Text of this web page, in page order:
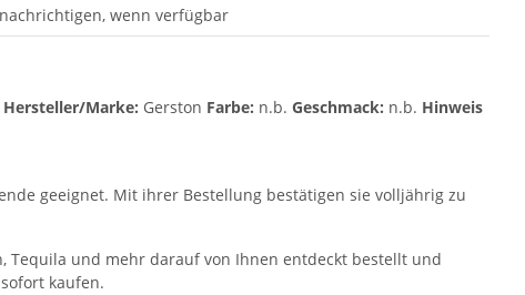
wenn verfügbar
Hersteller/Marke: Gerston Farbe: n.b. Geschmack: n.b. Hinweis
geeignet. Mit ihrer Bestellung bestätigen sie volljährig zu
Tequila und mehr darauf von Ihnen entdeckt bestellt und
kaufen.